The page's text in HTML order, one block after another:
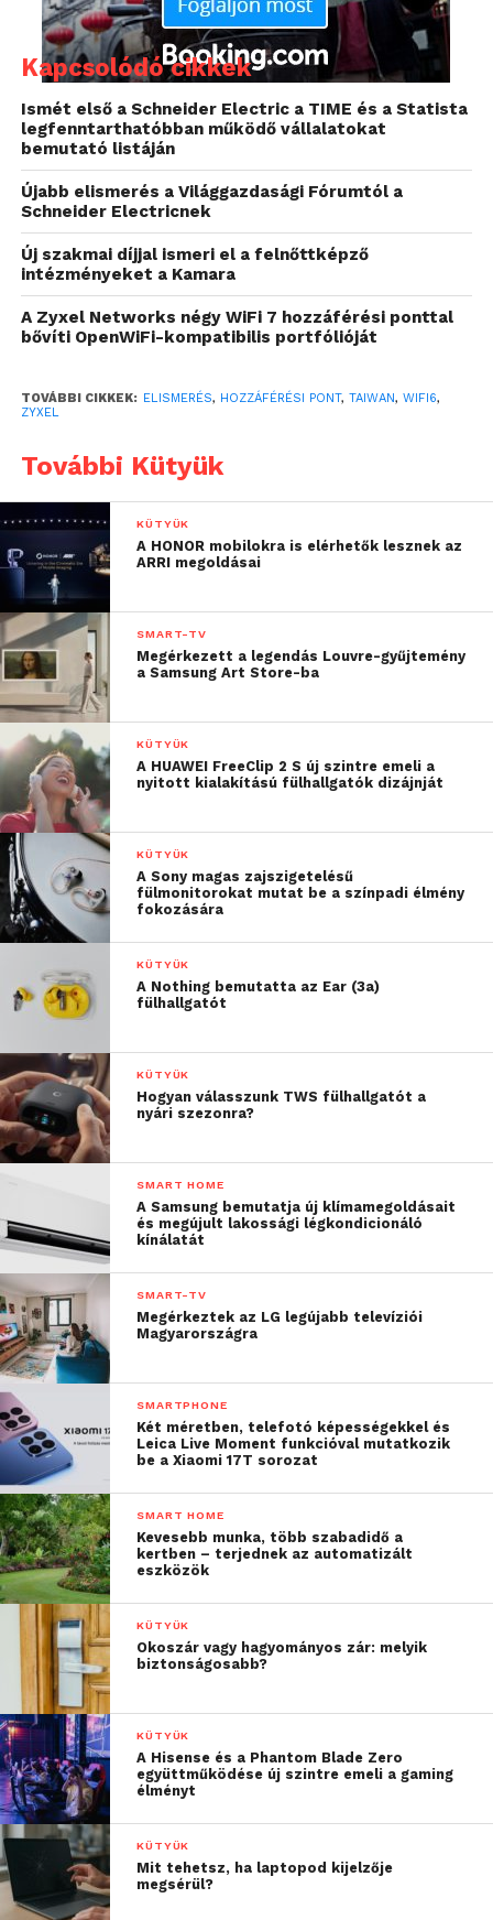
ügyfelek igényeinek kiszolgálása és problémáik
megoldása érdekében – ezt Kell Lin, a Zyxel
hálózatkezelési üzletágának vezetője is
„A Zyxel az elsők között
volt az iparágban, aki
WiFi 6 termékeket
fejlesztett és értékesített
a piacon”
világszerte elérhetővé
tettük a kis- és
középvállalkozások
számára, akik egyébként
megfelelő szakértelem
vagy költségkeret híján
nem tudtak volna élni a
lehetőséggel. Ez azt
jelentette, hogy hatalmas
potenciált tudtunk
felszabadítani, amelyek
eddig a lassú sebesség
mögött rekedtek”
„Az a tény, hogy immár 17.
alkalommal kapunk
elismerést ezeken a
díjátadókon, szintén
rámutat az innováció
iránti hosszú távú
elkötelezettségünkre”
– tette hozzá.
„A K+F-től a minőség-
ellenőrzésig minden
szempontból kiváló
teljesítményt kellett
nyújtanunk, és ez tette
lehetővé a Zyxel
számára, hogy minden
évben díjjal térjen haza.”
Nagy teljesítmény
kisvállalkozások számára
Az NWA50AX-et kifejezetten arra tervezték, hogy
megfizethető, üzleti szintű WiFi 6 hálózatot
biztosítson a kisvállalkozások és a SOHO
felhasználók számára. A dual-rádiós 802.11ax vezeték
nélküli hozzáférési pont támogatja a 2,4 GHz-es és
az 5 GHz-es frekvenciákat is, hogy 25 százalékkal
gyorsabb sebességet biztosítson, és maximalizálja a
WiFi hatékonyságát azáltal, hogy lehetővé teszi az
Kapcsolódó cikkek
Ismét első a Schneider Electric a TIME és a Statista
legfenntarthatóbban működő vállalatokat
bemutató listáján
Újabb elismerés a Világgazdasági Fórumtól a
Schneider Electricnek
Új szakmai díjjal ismeri el a felnőttképző
intézményeket a Kamara
A Zyxel Networks négy WiFi 7 hozzáférési ponttal
bővíti OpenWiFi-kompatibilis portfólióját
TOVÁBBI CIKKEK: ELISMERÉS, HOZZÁFÉRÉSI PONT, TAIWAN, WIFI6,
ZYXEL
További Kütyük
KÜTYÜK
A HONOR mobilokra is elérhetők lesznek az
ARRI megoldásai
SMART-TV
Megérkezett a legendás Louvre-gyűjtemény
a Samsung Art Store-ba
KÜTYÜK
A HUAWEI FreeClip 2 S új szintre emeli a
nyitott kialakítású fülhallgatók dizájnját
KÜTYÜK
A Sony magas zajszigetelésű
fülmonitorokat mutat be a színpadi élmény
fokozására
KÜTYÜK
A Nothing bemutatta az Ear (3a)
fülhallgatót
KÜTYÜK
Hogyan válasszunk TWS fülhallgatót a
nyári szezonra?
SMART HOME
A Samsung bemutatja új klímamegoldásait
és megújult lakossági légkondicionáló
kínálatát
SMART-TV
Megérkeztek az LG legújabb televíziói
Magyarországra
SMARTPHONE
Két méretben, telefotó képességekkel és
Leica Live Moment funkcióval mutatkozik
be a Xiaomi 17T sorozat
SMART HOME
Kevesebb munka, több szabadidő a
kertben – terjednek az automatizált
eszközök
KÜTYÜK
Okoszár vagy hagyományos zár: melyik
biztonságosabb?
KÜTYÜK
A Hisense és a Phantom Blade Zero
együttműködése új szintre emeli a gaming
élményt
KÜTYÜK
Mit tehetsz, ha laptopod kijelzője
megsérül?